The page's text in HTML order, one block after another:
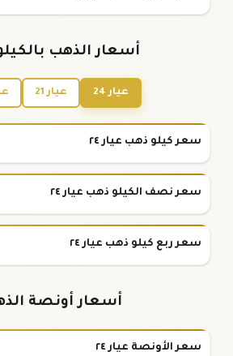
أسعار الذهب
عيار 24 عيار 21
سعر كيلو ذهب عيار ٢٤
سعر نصف الكيلو ذهب عيار ٢٤
سعر ربع كيلو ذهب عيار ٢٤
أسعار أونصة
سعر الأونصة عيار ٢٤